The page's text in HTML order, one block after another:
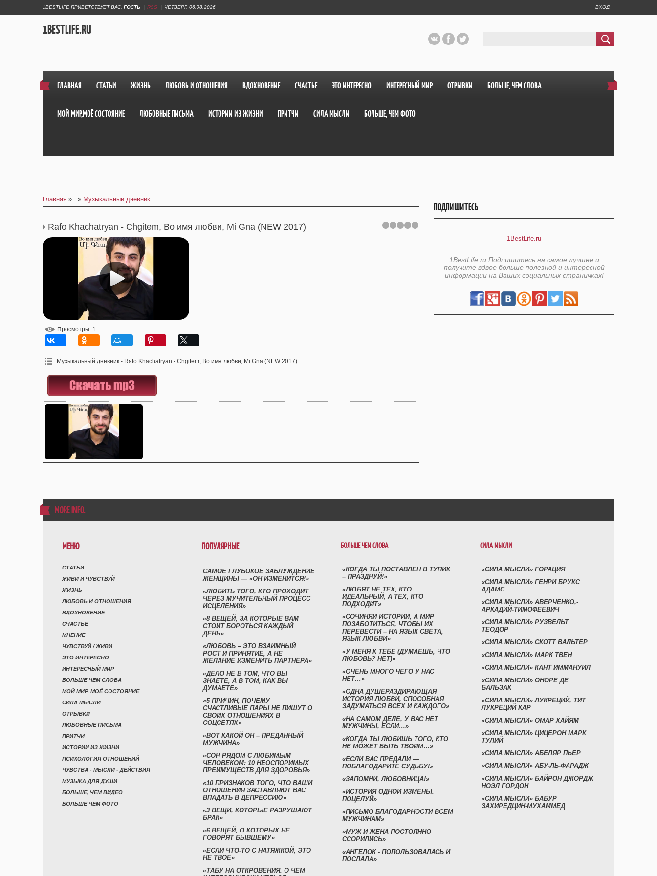
1BESTLIFE ПРИВЕТСТВУЕТ ВАС ГОСТЬ | RSS | ЧЕТВЕРГ, 06.08.2026 ВХОД
1BESTLIFE.RU
ГЛАВНАЯ СТАТЬИ ЖИЗНЬ ЛЮБОВЬ И ОТНОШЕНИЯ ВДОХНОВЕНИЕ СЧАСТЬЕ ЭТО ИНТЕРЕСНО ИНТЕРЕСНЫЙ МИР ОТРЫВКИ БОЛЬШЕ, ЧЕМ СЛОВА
МОЙ МИР,МОЁ СОСТОЯНИЕ ЛЮБОВНЫЕ ПИСЬМА ИСТОРИИ ИЗ ЖИЗНИ ПРИТЧИ СИЛА МЫСЛИ БОЛЬШЕ, ЧЕМ ФОТО
Главная » . » Музыкальный дневник
Rafo Khachatryan - Chgitem, Во имя любви, Mi Gna (NEW 2017)
Просмотры: 1
Музыкальный дневник - Rafo Khachatryan - Chgitem, Во имя любви, Mi Gna (NEW 2017):
ПОДПИШИТЕСЬ
1BestLife.ru
1BestLife.ru Подпишитесь на самое лучшее и
получите вдвое больше полезной и интересной
информации на Ваших социальных страничках!
MORE INFO.
МЕНЮ
СТАТЬИ
ЖИВИ И ЧУВСТВУЙ
ЖИЗНЬ
ЛЮБОВЬ И ОТНОШЕНИЯ
ВДОХНОВЕНИЕ
СЧАСТЬЕ
МНЕНИЕ
ЧУВСТВУЙ / ЖИВИ
ЭТО ИНТЕРЕСНО
ИНТЕРЕСНЫЙ МИР
БОЛЬШЕ ЧЕМ СЛОВА
МОЙ МИР, МОЁ СОСТОЯНИЕ
СИЛА МЫСЛИ
ОТРЫВКИ
ЛЮБОВНЫЕ ПИСЬМА
ПРИТЧИ
ИСТОРИИ ИЗ ЖИЗНИ
ПСИХОЛОГИЯ ОТНОШЕНИЙ
ЧУВСТВА - МЫСЛИ - ДЕЙСТВИЯ
МУЗЫКА ДЛЯ ДУШИ
БОЛЬШЕ, ЧЕМ ВИДЕО
БОЛЬШЕ ЧЕМ ФОТО
ПОПУЛЯРНЫЕ
САМОЕ ГЛУБОКОЕ ЗАБЛУЖДЕНИЕ
ЖЕНЩИНЫ — «ОН ИЗМЕНИТСЯ!»
«ЛЮБИТЬ ТОГО, КТО ПРОХОДИТ
ЧЕРЕЗ МУЧИТЕЛЬНЫЙ ПРОЦЕСС
ИСЦЕЛЕНИЯ»
«8 ВЕЩЕЙ, ЗА КОТОРЫЕ ВАМ
СТОИТ БОРОТЬСЯ КАЖДЫЙ
ДЕНЬ»
«ЛЮБОВЬ – ЭТО ВЗАИМНЫЙ
РОСТ И ПРИНЯТИЕ, А НЕ
ЖЕЛАНИЕ ИЗМЕНИТЬ ПАРТНЕРА»
«ДЕЛО НЕ В ТОМ, ЧТО ВЫ
ЗНАЕТЕ, А В ТОМ, КАК ВЫ
ДУМАЕТЕ»
«5 ПРИЧИН, ПОЧЕМУ
СЧАСТЛИВЫЕ ПАРЫ НЕ ПИШУТ О
СВОИХ ОТНОШЕНИЯХ В
СОЦСЕТЯХ»
«ВОТ КАКОЙ ОН – ПРЕДАННЫЙ
МУЖЧИНА»
«СОН РЯДОМ С ЛЮБИМЫМ
ЧЕЛОВЕКОМ: 10 НЕОСПОРИМЫХ
ПРЕИМУЩЕСТВ ДЛЯ ЗДОРОВЬЯ»
«10 ПРИЗНАКОВ ТОГО, ЧТО ВАШИ
ОТНОШЕНИЯ ЗАСТАВЛЯЮТ ВАС
ВПАДАТЬ В ДЕПРЕССИЮ»
«3 ВЕЩИ, КОТОРЫЕ РАЗРУШАЮТ
БРАК»
«6 ВЕЩЕЙ, О КОТОРЫХ НЕ
ГОВОРЯТ БЫВШЕМУ»
«ЕСЛИ ЧТО-ТО С НАТЯЖКОЙ, ЭТО
НЕ ТВОЁ»
«ТАБУ НА ОТКРОВЕНИЯ. О ЧЕМ
БОЛЬШЕ ЧЕМ СЛОВА
«КОГДА ТЫ ПОСТАВЛЕН В ТУПИК
– ПРАЗДНУЙ!»
«ЛЮБЯТ НЕ ТЕХ, КТО
ИДЕАЛЬНЫЙ, А ТЕХ, КТО
ПОДХОДИТ»
«СОЧИНЯЙ ИСТОРИИ, А МИР
ПОЗАБОТИТЬСЯ, ЧТОБЫ ИХ
ПЕРЕВЕСТИ – НА ЯЗЫК СВЕТА,
ЯЗЫК ЛЮБВИ»
«У МЕНЯ К ТЕБЕ (ДУМАЕШЬ, ЧТО
ЛЮБОВЬ? НЕТ)»
«ОЧЕНЬ МНОГО ЧЕГО У НАС
НЕТ…»
«ОДНА ДУШЕРАЗДИРАЮЩАЯ
ИСТОРИЯ ЛЮБВИ, СПОСОБНАЯ
ЗАДУМАТЬСЯ ВСЕХ И КАЖДОГО»
«НА САМОМ ДЕЛЕ, У ВАС НЕТ
МУЖЧИНЫ, ЕСЛИ…»
«КОГДА ТЫ ЛЮБИШЬ ТОГО, КТО
НЕ МОЖЕТ БЫТЬ ТВОИМ…»
«ЕСЛИ ВАС ПРЕДАЛИ —
ПОБЛАГОДАРИТЕ СУДЬБУ!»
«ЗАПОМНИ, ЛЮБОВНИЦА!»
«ИСТОРИЯ ОДНОЙ ИЗМЕНЫ.
ПОЦЕЛУЙ»
«ПИСЬМО БЛАГОДАРНОСТИ ВСЕМ
МУЖЧИНАМ»
«МУЖ И ЖЕНА ПОСТОЯННО
ССОРИЛИСЬ»
«АНГЕЛОК - ПОПОЛЬЗОВАЛАСЬ И
ПОСЛАЛА»
СИЛА МЫСЛИ
«СИЛА МЫСЛИ» ГОРАЦИЯ
«СИЛА МЫСЛИ» ГЕНРИ БРУКС
АДАМС
«СИЛА МЫСЛИ» АВЕРЧЕНКО,-
АРКАДИЙ-ТИМОФЕЕВИЧ
«СИЛА МЫСЛИ» РУЗВЕЛЬТ
ТЕОДОР
«СИЛА МЫСЛИ» СКОТТ ВАЛЬТЕР
«СИЛА МЫСЛИ» МАРК ТВЕН
«СИЛА МЫСЛИ» КАНТ ИММАНУИЛ
«СИЛА МЫСЛИ» ОНОРЕ ДЕ
БАЛЬЗАК
«СИЛА МЫСЛИ» ЛУКРЕЦИЙ, ТИТ
ЛУКРЕЦИЙ КАР
«СИЛА МЫСЛИ» ОМАР ХАЙЯМ
«СИЛА МЫСЛИ» ЦИЦЕРОН МАРК
ТУЛИЙ
«СИЛА МЫСЛИ» АБЕЛЯР ПЬЕР
«СИЛА МЫСЛИ» АБУ-ЛЬ-ФАРАДЖ
«СИЛА МЫСЛИ» БАЙРОН ДЖОРДЖ
НОЭЛ ГОРДОН
«СИЛА МЫСЛИ» БАБУР
ЗАХИРЕДЦИН-МУХАММЕД